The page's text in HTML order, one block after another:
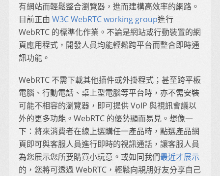
有網站而輕鬆整合瀏覽器，進而建構高效率的網路。
目前正由 W3C WebRTC working group進行
WebRTC 的標準化作業。不論是網站或行動裝置的網
頁應用程式，開發人員均能輕鬆跨平台而整合即時通
訊功能。
WebRTC 不需下載其他插件或外掛程式；甚至跨平板
電腦、行動電話、桌上型電腦等平台時，亦不需安裝
可能不相容的瀏覽器，即可提供 VoIP 與視訊會議以
外的更多功能。WebRTC 的優勢顯而易見。想像一
下：將來消費者在線上選購任一產品時，點選產品網
頁即可與客服人員進行即時的視訊通話，讓客服人員
為您展示您所要購買小玩意。或如同我們最近才展示
的，您將可透過 WebRTC，輕鬆向親朋好友分享自己